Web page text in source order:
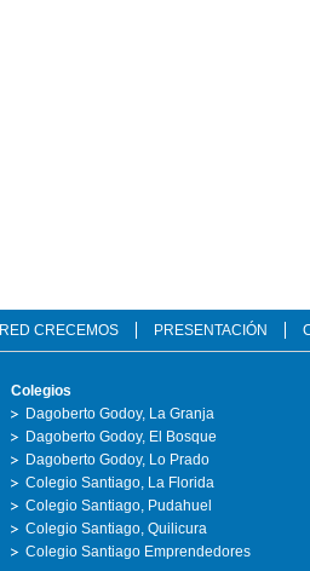
RED CRECEMOS PRESENTACIÓN
Colegios
Dagoberto Godoy, La Granja
Dagoberto Godoy, El Bosque
Dagoberto Godoy, Lo Prado
Colegio Santiago, La Florida
Colegio Santiago, Pudahuel
Colegio Santiago, Quilicura
Colegio Santiago Emprendedores